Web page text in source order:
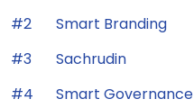
#2
Smart Branding
#3
Sachrudin
#4
Smart Governance